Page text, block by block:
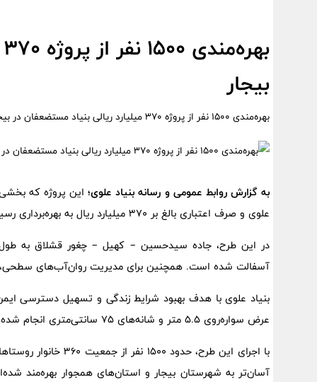
بیجار
بهره‌مندی ۱۵۰۰ نفر از پروژه ۳۷۰ میلیارد ریالی بنیاد مستضعفان در بیجار
به گزارش روابط عمومی و رسانه بنیاد علوی؛ این پروژه که
علوی و صرف اعتباری بالغ بر ۳۷۰ میلیارد ریال به بهره‌برداری رسید.
آسفالت شده است. همچنین برای مدیریت روان‌آب‌های
بنیاد علوی با هدف بهبود شرایط زندگی و تسهیل دسترسی
عرض سواره‌روی ۵.۵ متر و شانه‌های ۷۵ سانتی‌متری انجام شده که پاسخگوی نیازهای ترافیکی روستاهای منطقه است.
با اجرای این طرح،
آسان‌تر به شهرستان بیجار و استان‌های همجوار بهره‌مند